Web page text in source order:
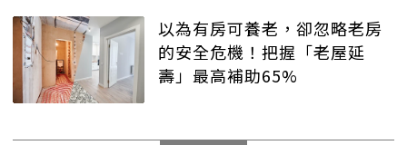
以為有房可養老，卻忽略老房
的安全危機！把握「老屋延
壽」最高補助65%